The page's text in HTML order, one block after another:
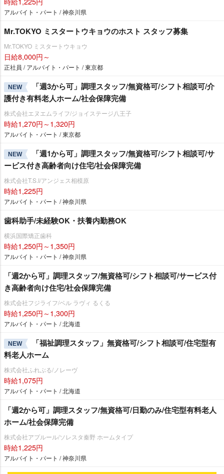
アルバイト・パート / 神奈川県
Mr.TOKYO ミスタートウキョウのホスト スタッフ募集
Mr.TOKYO ミスタートウキョウ
日給8,000円～
正社員 / アルバイト・パート / 東京都
NEW
「週3から可」調理スタッフ/無資格可/シフト相談可/介
護付き有料老人ホーム/社会保障完備
株式会社エヌエムライフ/ジョイステージ八王子
時給1,270円～1,320円
アルバイト・パート / 東京都
NEW
「週1から可」調理スタッフ/無資格可/シフト相談可/サ
ービス付き高齢者向け住宅/社会保障完備
株式会社T.S.I/アンジェス相模原
時給1,225円
アルバイト・パート / 神奈川県
歯科助手/未経験OK・扶養内勤務OK
横浜国際矯正歯科
時給1,250円～1,350円
アルバイト・パート / 神奈川県
「週2から可」調理スタッフ/無資格可/シフト相談可/サービス付
き高齢者向け住宅/社会保障完備
株式会社フジライフ/ベル ラヴィ るくる
時給1,250円～1,300円
アルバイト・パート / 北海道
NEW
「福祉調理スタッフ」無資格可/シフト相談可/住宅型有
料老人ホーム
株式会社ふれぶる/ノレーヴ
時給1,075円
アルバイト・パート / 北海道
「週2から可」調理スタッフ/無資格可/日勤のみ/住宅型有料老人
ホーム/社会保障完備
株式会社アプルール/ソレスタ秦野 ホームタイプ
時給1,225円
アルバイト・パート / 神奈川県